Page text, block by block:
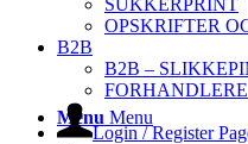
Menu Menu
SUKKERPRINT
OPSKRIFTER
B2B
B2B –
FORHANDLERE
Login / Register